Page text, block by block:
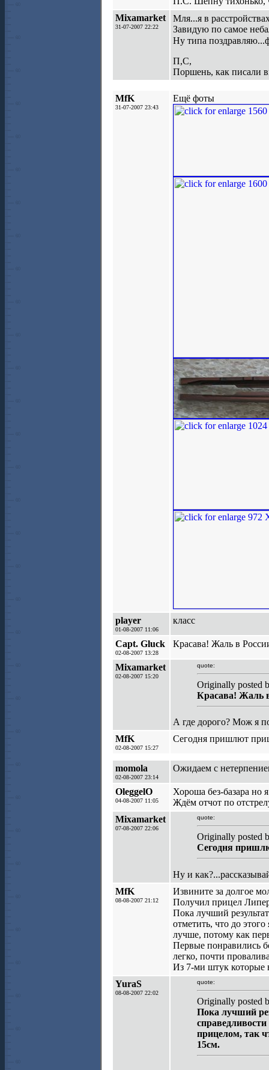
Mixamarket
31-07-2007 22:22
Мля...я в
Завидую по самое
Ну типа
П,С,
Поршень, как писали
MfK
31-07-2007 23:43
Ещё фоты
player
01-08-2007 11:06
класс
Capt. Gluck
02-08-2007 13:28
Красава! Жаль в
Mixamarket
02-08-2007 15:20
quote:
Originally posted
Красава! Жаль
А где дорого? Мож я
MfK
02-08-2007 15:27
Сегодня пришлют
momola
02-08-2007 23:14
Ожидаем с
OleggelO
04-08-2007 11:05
Хороша без-базара но
Ждём отчот по
Mixamarket
07-08-2007 22:06
quote:
Originally posted
Сегодня
Ну и
MfK
08-08-2007 21:12
Извините за долгое
Получил прицел
Пока лучший
отметить, что до
лучше, потому как
Первые понравились
легко, почти
Из 7-ми штук которые
YuraS
08-08-2007 22:02
quote:
Originally posted
Пока лучший
прицелом, так
15см.